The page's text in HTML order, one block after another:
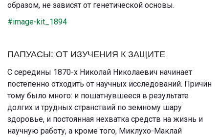
образом, не зависят от генетической основы.
#image-kit_1894
ПАПУАСЫ: ОТ ИЗУЧЕНИЯ К ЗАЩИТЕ
С середины 1870-х Николай Николаевич начинает
постепенно отходить от научных исследований. Причин
тому было много: и пошатнувшееся в результате
долгих и трудных странствий по земному шару
здоровье, и постоянная нехватка средств на жизнь и
научную работу, а кроме того, Миклухо-Маклай